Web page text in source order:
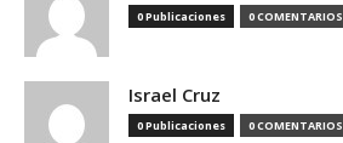
0 Publicaciones 0 COMENTARIOS
Israel Cruz
0 Publicaciones 0 COMENTARIOS